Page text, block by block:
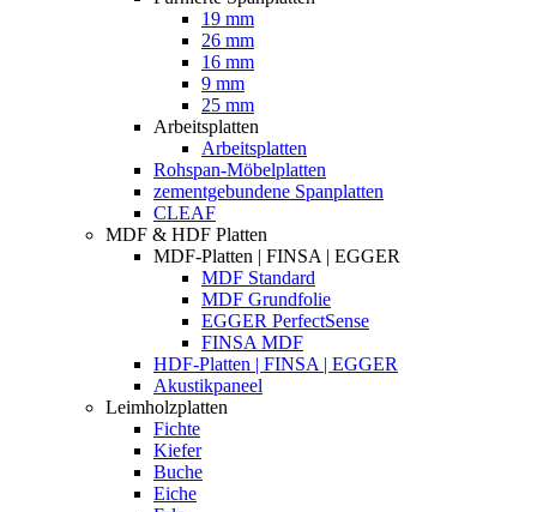
19 mm
26 mm
16 mm
9 mm
25 mm
Arbeitsplatten
Arbeitsplatten
Rohspan-Möbelplatten
zementgebundene Spanplatten
CLEAF
MDF & HDF Platten
MDF-Platten | FINSA | EGGER
MDF Standard
MDF Grundfolie
EGGER PerfectSense
FINSA MDF
HDF-Platten | FINSA | EGGER
Akustikpaneel
Leimholzplatten
Fichte
Kiefer
Buche
Eiche